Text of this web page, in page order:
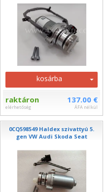
kosárba
raktáron
elérhetőség
137.00 €
ÁFA nélkül
0CQ598549 Haldex szivattyú 5.
gen VW Audi Skoda Seat